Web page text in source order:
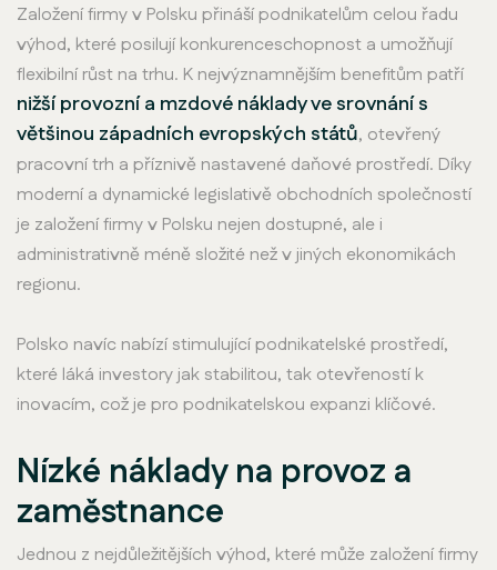
Založení firmy v Polsku přináší podnikatelům celou řadu
výhod, které posilují konkurenceschopnost a umožňují
flexibilní růst na trhu. K nejvýznamnějším benefitům patří
nižší provozní a mzdové náklady ve srovnání s
většinou západních evropských států, otevřený
pracovní trh a příznivě nastavené daňové prostředí. Díky
moderní a dynamické legislativě obchodních společností
je založení firmy v Polsku nejen dostupné, ale i
administrativně méně složité než v jiných ekonomikách
regionu.
Polsko navíc nabízí stimulující podnikatelské prostředí,
které láká investory jak stabilitou, tak otevřeností k
inovacím, což je pro podnikatelskou expanzi klíčové.
Nízké náklady na provoz a
zaměstnance
Jednou z nejdůležitějších výhod, které může založení firmy